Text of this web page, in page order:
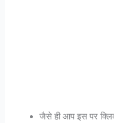
जैसे ही आप इस पर